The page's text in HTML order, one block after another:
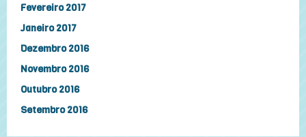
Fevereiro 2017
Janeiro 2017
Dezembro 2016
Novembro 2016
Outubro 2016
Setembro 2016